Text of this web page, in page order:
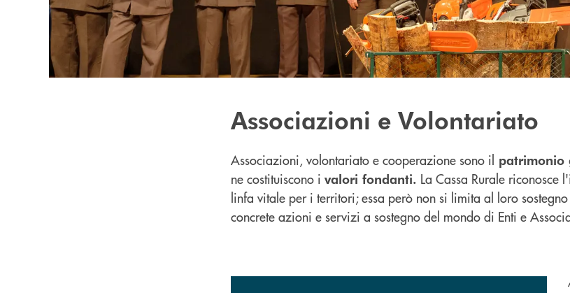
Associazioni e Volontariato
Associazioni, volontariato e cooperazione sono il patrimonio
ne costituiscono i valori fondanti. La Cassa Rurale
linfa vitale per i territori; essa però non si limita al loro
concrete azioni e servizi a sostegno del mondo di Enti e